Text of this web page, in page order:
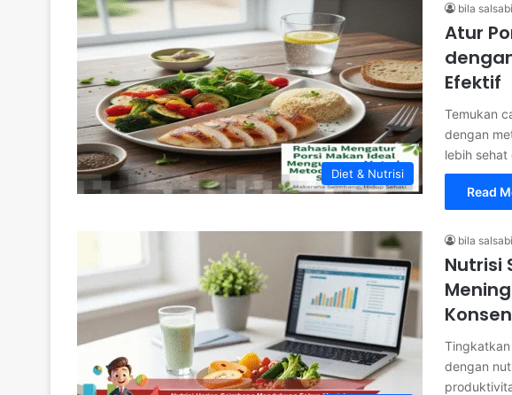
Diet & Nutrisi
bila
Atur
Efektif
Temukan
dengan
lebih
Read
bila
Nutrisi
dengan